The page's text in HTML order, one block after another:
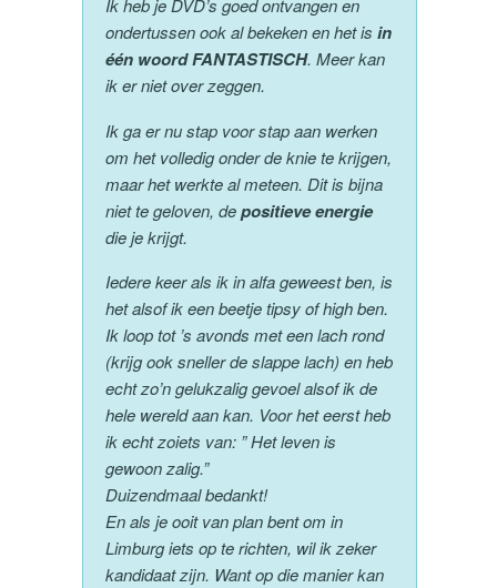
Ik heb je DVD’s goed ontvangen en
ondertussen ook al bekeken en het is in
één woord FANTASTISCH. Meer kan
ik er niet over zeggen.
Ik ga er nu stap voor stap aan werken
om het volledig onder de knie te krijgen,
maar het werkte al meteen. Dit is bijna
niet te geloven, depositieve energie
die je krijgt.
Iedere keer als ik in alfa geweest ben, is
het alsof ik een beetje tipsy of high ben.
Ik loop tot ’s avonds met een lach rond
(krijg ook sneller de slappe lach) en heb
echt zo’n gelukzalig gevoel alsof ik de
hele wereld aan kan. Voor het eerst heb
ik echt zoiets van: ” Het leven is
gewoon zalig.”
Duizendmaal bedankt!
En als je ooit van plan bent om in
Limburg iets op te richten, wil ik zeker
kandidaat zijn. Want op die manier kan